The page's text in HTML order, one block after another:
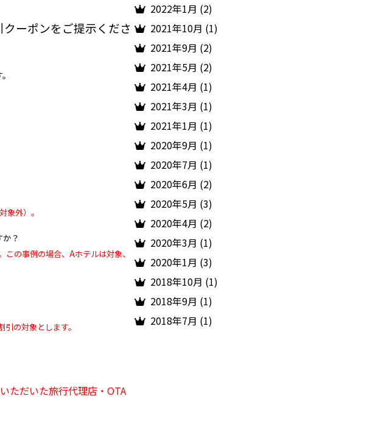
ーポンをご提示くださ
外）。
？
の事例の場合、Aホテルは対象、
の対象とします。
ただいた旅行代理店・OTA
2022年1月 (2)
2021年10月 (1)
2021年9月 (2)
2021年5月 (2)
2021年4月 (1)
2021年3月 (1)
2021年1月 (1)
2020年9月 (1)
2020年7月 (1)
2020年6月 (2)
2020年5月 (3)
2020年4月 (2)
2020年3月 (1)
2020年1月 (3)
2018年10月 (1)
2018年9月 (1)
2018年7月 (1)